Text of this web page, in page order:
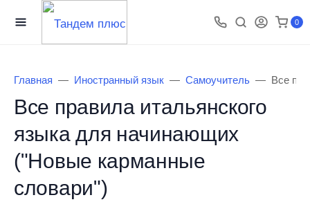
0
Главная Иностранный язык Самоучитель Все
Все правила итальянского
языка для начинающих
("Новые карманные
словари")